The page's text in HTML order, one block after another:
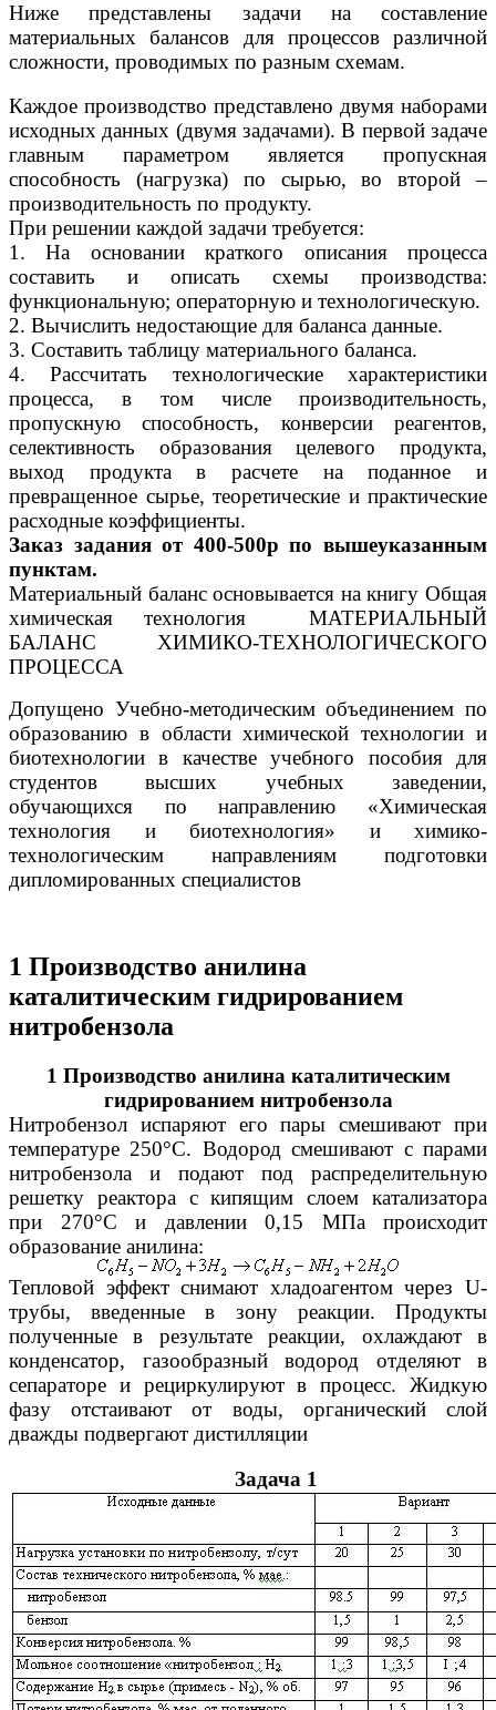
Ниже представлены задачи на составление
материальных балан­сов для процессов различной
сложности, проводимых по разным схемам.
Каждое производство представлено двумя наборами
исход­ных данных (двумя задачами). В первой задаче
главным параметром является пропускная
способность (нагрузка) по сырью, во второй –
производительность по продукту.
При решении каждой задачи требуется:
1. На основании краткого описания процесса
составить и опи­сать схемы производства:
функциональную; операторную и техно­логическую.
2. Вычислить недостающие для баланса данные.
3. Составить таблицу материального баланса.
4. Рассчитать технологические характеристики
процесса, в том числе производительность,
пропускную способность, конверсии реагентов,
селективность образования целевого продукта,
выход продукта в расчете на поданное и
превращенное сырье, теоретичес­кие и практические
расходные коэффициенты.
Заказ задания от 400-500р по вышеуказанным
пунктам.
Материальный баланс основывается на книгу Общая
химическая технология МАТЕРИАЛЬНЫЙ
БАЛАНС ХИМИКО-ТЕХНОЛОГИЧЕСКОГО
ПРОЦЕССА
Допущено Учебно-методическим объединением по
образованию в области химической технологии и
биотехнологии в качестве учебного пособия для
студентов высших учебных заведении,
обучающихся по направлению «Химическая
технология и биотехнология» и химико-
технологическим направлениям подготовки
дипломированных специалистов
1 Производство анилина
каталитическим гидрированием
нитробензола
1 Производство анилина каталитическим
гидрированием нитробензола
Нитробензол испаряют его пары смешивают при
температуре 250°С. Водород смешивают с парами
нитробензола и подают под распределительную
решетку реактора с кипящим слоем катализатора
при 270°С и давлении 0,15 МПа происходит
образование анилина:
Тепловой эффект снимают хладоагентом через U-
трубы, введенные в зону реакции. Продукты
полученные в результате реакции, охлаждают в
конденсатор, газообразный водород отделяют в
сепараторе и рециркулируют в процесс. Жидкую
фазу отстаивают от воды, органический слой
дважды подвергают дистилляции
Задача 1